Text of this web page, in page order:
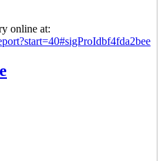
online at: